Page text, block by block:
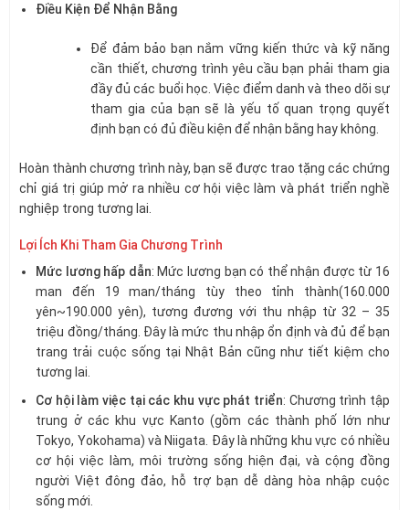
Điều Kiện Để Nhận Bằng
Để đảm bảo bạn nắm vững kiến thức và kỹ năng
cần thiết, chương trình yêu cầu bạn phải tham gia
đầy đủ các buổi học. Việc điểm danh và theo dõi sự
tham gia của bạn sẽ là yếu tố quan trọng quyết
định bạn có đủ điều kiện để nhận bằng hay không.
Hoàn thành chương trình này, bạn sẽ được trao tặng các chứng
chỉ giá trị giúp mở ra nhiều cơ hội việc làm và phát triển nghề
nghiệp trong tương lai.
Lợi Ích Khi Tham Gia Chương Trình
Mức lương hấp dẫn: Mức lương bạn có thể nhận được từ 16
man đến 19 man/tháng tùy theo tỉnh thành(160.000
yên~190.000 yên), tương đương với thu nhập từ 32 – 35
triệu đồng/tháng. Đây là mức thu nhập ổn định và đủ để bạn
trang trải cuộc sống tại Nhật Bản cũng như tiết kiệm cho
tương lai.
Cơ hội làm việc tại các khu vực phát triển: Chương trình tập
trung ở các khu vực Kanto (gồm các thành phố lớn như
Tokyo, Yokohama) và Niigata. Đây là những khu vực có nhiều
cơ hội việc làm, môi trường sống hiện đại, và cộng đồng
người Việt đông đảo, hỗ trợ bạn dễ dàng hòa nhập cuộc
sống mới.